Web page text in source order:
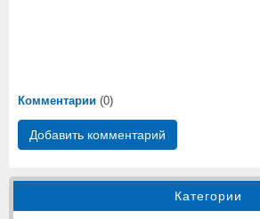
Категории
Комментарии (0)
Добавить комментарий